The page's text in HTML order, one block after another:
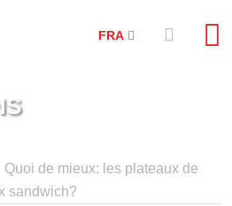
FRA
Quoi de mieux: les plateaux de
sandwich?